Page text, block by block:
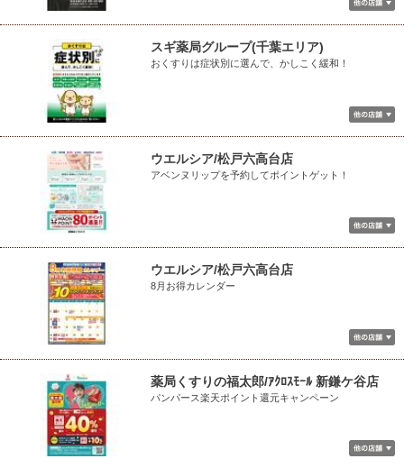
スギ薬局グループ(千葉エリア)
おくすりは症状別に選んで、かしこく緩和！
ウエルシア/松戸六高台店
アベンヌリップを予約してポイントゲット！
ウエルシア/松戸六高台店
8月お得カレンダー
薬局くすりの福太郎/ｱｸﾛｽﾓｰﾙ 新鎌ケ谷店
パンパース楽天ポイント還元キャンペーン